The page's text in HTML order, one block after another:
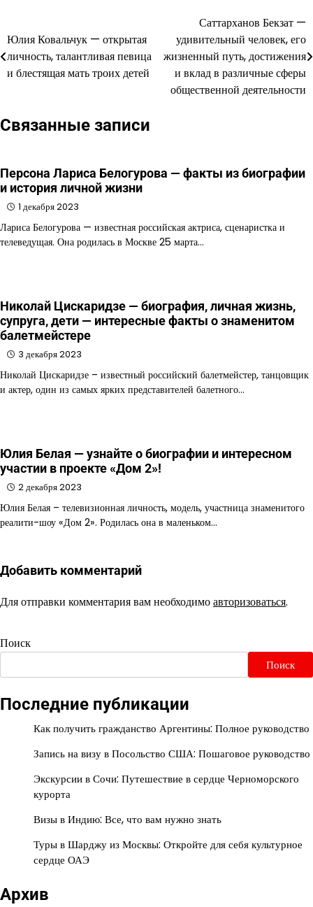
по
записям
Юлия Ковальчук — открытая
личность, талантливая певица
и блестящая мать троих детей
Саттарханов Бекзат —
удивительный человек, его
жизненный путь, достижения
и вклад в различные сферы
общественной деятельности
Связанные записи
Персона Лариса Белогурова — факты из биографии
и история личной жизни
1 декабря 2023
Лариса Белогурова — известная российская актриса, сценаристка и
телеведущая. Она родилась в Москве 25 марта…
Николай Цискаридзе — биография, личная жизнь,
супруга, дети — интересные факты о знаменитом
балетмейстере
3 декабря 2023
Николай Цискаридзе – известный российский балетмейстер, танцовщик
и актер, один из самых ярких представителей балетного…
Юлия Белая — узнайте о биографии и интересном
участии в проекте «Дом 2»!
2 декабря 2023
Юлия Белая – телевизионная личность, модель, участница знаменитого
реалити-шоу «Дом 2». Родилась она в маленьком…
Добавить комментарий
Для отправки комментария вам необходимоавторизоваться.
Поиск
Поиск
Последние публикации
Как получить гражданство Аргентины: Полное руководство
Запись на визу в Посольство США: Пошаговое руководство
Экскурсии в Сочи: Путешествие в сердце Черноморского
курорта
Визы в Индию: Все, что вам нужно знать
Туры в Шарджу из Москвы: Откройте для себя культурное
сердце ОАЭ
Архив